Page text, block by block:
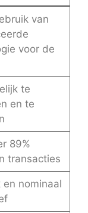
van
voor de
te
en te
89%
transacties
en nominaal